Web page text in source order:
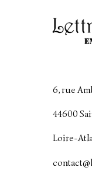
6, rue
44600
Loire-